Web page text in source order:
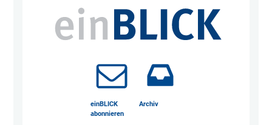
einBLICK
abonnieren
Archiv